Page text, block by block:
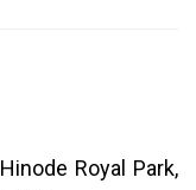
Royal Park,